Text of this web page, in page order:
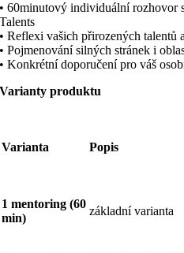
• 60minutový individuální rozhovor
Talents
• Reflexi vašich přirozených talentů
• Pojmenování silných stránek i
• Konkrétní doporučení pro váš
Varianty produktu
Varianta Popis
1 mentoring (60
min)
základní varianta